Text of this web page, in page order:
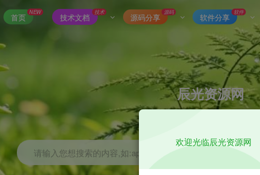
首页
NEW
技术文档
技术
源码分享
源码
软件分享
软件
辰光资源网
优质的网络资源分享平台
请输入您想搜索的内容,如:app源码
欢迎光临辰光资源网